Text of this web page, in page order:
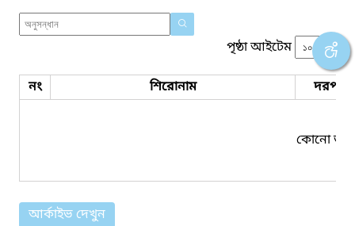
পৃষ্ঠা আইটেম
নং শিরোনাম দরপত্র
কোনো তথ্য
আর্কাইভ দেখুন